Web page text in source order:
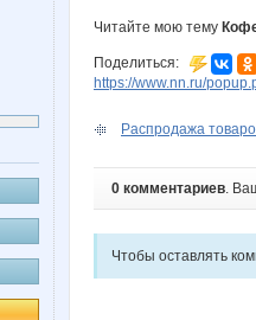
Читайте мою тему
Поделиться:
https://www.nn.ru/
Распродажа
0 комментариев.
Чтобы оставлять